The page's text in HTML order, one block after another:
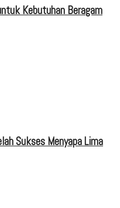
Kebutuhan Beragam
Sukses Menyapa Lima